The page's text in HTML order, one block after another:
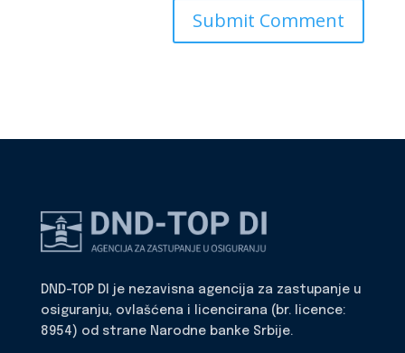
DND-TOP DI je nezavisna agencija za zastupanje u
osiguranju, ovlašćena i licencirana (br. licence:
8954) od strane Narodne banke Srbije.